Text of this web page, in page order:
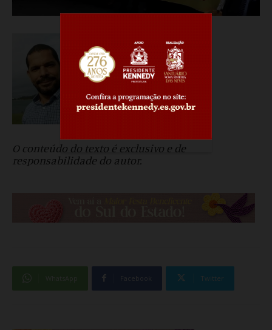
O conteúdo do texto é exclusivo e de
responsabilidade do autor.
Facebook Twitter